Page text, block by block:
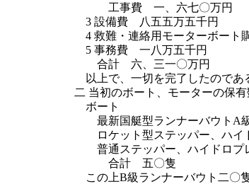
工事費 一、六七〇万円
3 設備費 八五五万五千円
4 救難・連絡用モーターボー
5 事務費 一八万五千円
合計 六、三一〇万円
以上で、一切を完了したのであ
二 当初のボート、モーターの保有
ボート
最新国艇型ランナーバウト
ロケット型ステッパー、ハ
普通ステッパー、ハイドロ
合計 五〇隻
この上B級ランナーバウト二〇